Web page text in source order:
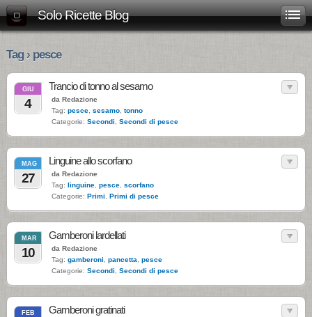
Solo Ricette Blog
Tag › pesce
GIU
4
Trancio di tonno al sesamo
da Redazione
Tag: pesce sesamo tonno
Categorie: Secondi Secondi di pesce
MAG
27
Linguine allo scorfano
da Redazione
Tag: linguine pesce scorfano
Categorie: Primi Primi di pesce
MAR
10
Gamberoni lardellati
da Redazione
Tag: gamberoni pancetta
pesce
Categorie: Secondi Secondi di pesce
FEB Gamberoni gratinati